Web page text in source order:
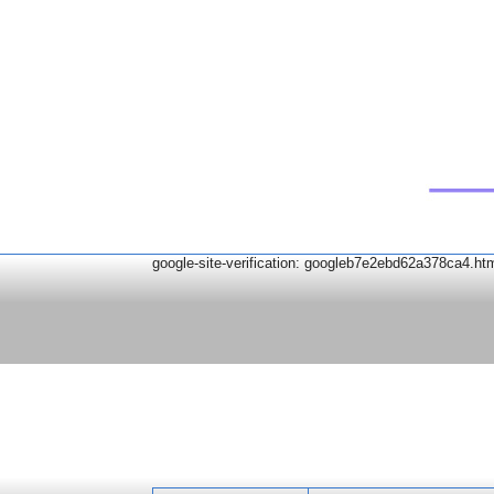
google-site-verification: